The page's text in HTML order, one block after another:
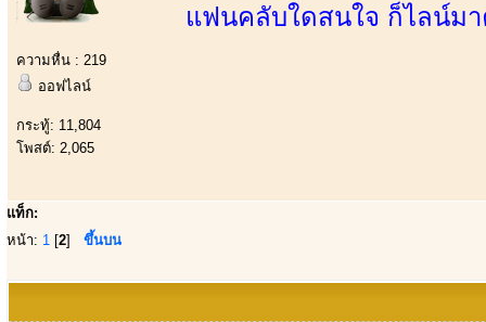
ความหื่น : 219
ออฟไลน์
กระทู้: 11,804
โพสต์: 2,065
แฟนคลับใดสนใจ ก็ไลน์ม
แท็ก:
หน้า: 1 [2] ขึ้นบน